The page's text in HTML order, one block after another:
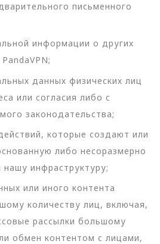
письменного
информации о других
данных физических лиц
или согласия либо с
законодательства;
которые создают или
либо несоразмерно
инфраструктуру;
или иного контента
количеству лиц, включая,
рассылки большому
обмен контентом с лицами,